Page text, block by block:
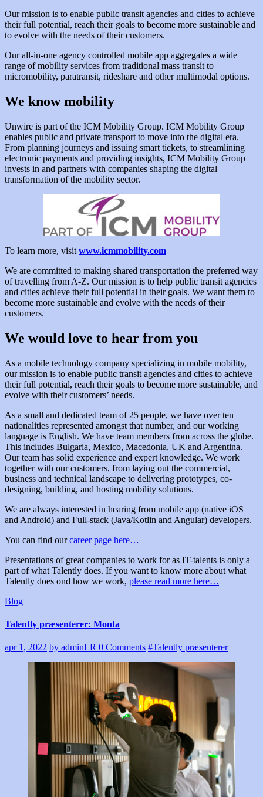
Our mission is to enable public transit agencies and cities to achieve
their full potential, reach their goals to become more sustainable and
to evolve with the needs of their customers.
Our all-in-one agency controlled mobile app aggregates a wide
range of mobility services from traditional mass transit to
micromobility, paratransit, rideshare and other multimodal options.
We know mobility
Unwire is part of the ICM Mobility Group. ICM Mobility Group
enables public and private transport to move into the digital era.
From planning journeys and issuing smart tickets, to streamlining
electronic payments and providing insights, ICM Mobility Group
invests in and partners with companies shaping the digital
transformation of the mobility sector.
To learn more, visit www.icmmobility.com
We are committed to making shared transportation the preferred way
of travelling from A-Z. Our mission is to help public transit agencies
and cities achieve their full potential in their goals. We want them to
become more sustainable and evolve with the needs of their
customers.
We would love to hear from you
As a mobile technology company specializing in mobile mobility,
our mission is to enable public transit agencies and cities to achieve
their full potential, reach their goals to become more sustainable, and
evolve with their customers’ needs.
As a small and dedicated team of 25 people, we have over ten
nationalities represented amongst that number, and our working
language is English. We have team members from across the globe.
This includes Bulgaria, Mexico, Macedonia, UK and Argentina.
Our team has solid experience and expert knowledge. We work
together with our customers, from laying out the commercial,
business and technical landscape to delivering prototypes, co-
designing, building, and hosting mobility solutions.
We are always interested in hearing from mobile app (native iOS
and Android) and Full-stack (Java/Kotlin and Angular) developers.
You can find ourcareer page here…
Presentations of great companies to work for as IT-talents is only a
part of what Talently does. If you want to know more about what
Talently does ond how we work, please read more here…
Blog
Talently præsenterer: Monta
apr 1, 2022 by adminLR 0 Comments #Talently præsenterer